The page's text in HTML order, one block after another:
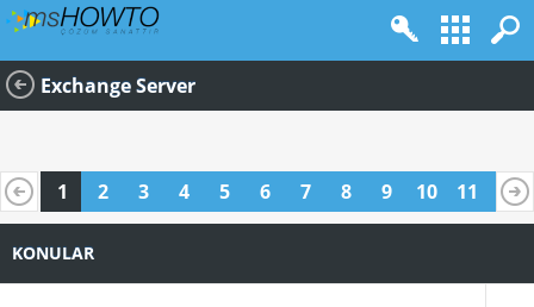
Exchange Server
1 2 3 4 5 6 7 8 9 10 11
12
KONULAR